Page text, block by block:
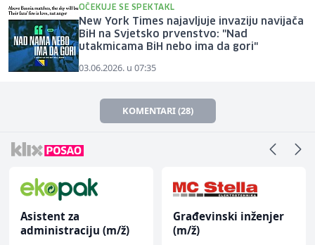
OČEKUJE SE SPEKTAKL
New York Times najavljuje invaziju navijača
BiH na Svjetsko prvenstvo: "Nad
utakmicama BiH nebo ima da gori"
03.06.2026. u 07:35
KOMENTARI (28)
Asistent za
administraciju (m/ž)
Građevinski inženjer
(m/ž)